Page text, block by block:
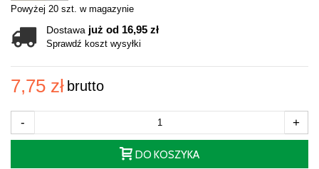
Powyżej 20 szt. w magazynie
Dostawa już od 16,95 zł
Sprawdź koszt wysyłki
7,75 zł brutto
- +
DO KOSZYKA